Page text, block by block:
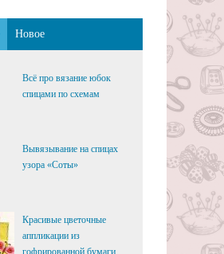
Новое
Всё про вязание юбок
спицами по схемам
Вывязывание на спицах
узора «Соты»
Красивые цветочные
аппликации из
гофрированной бумаги